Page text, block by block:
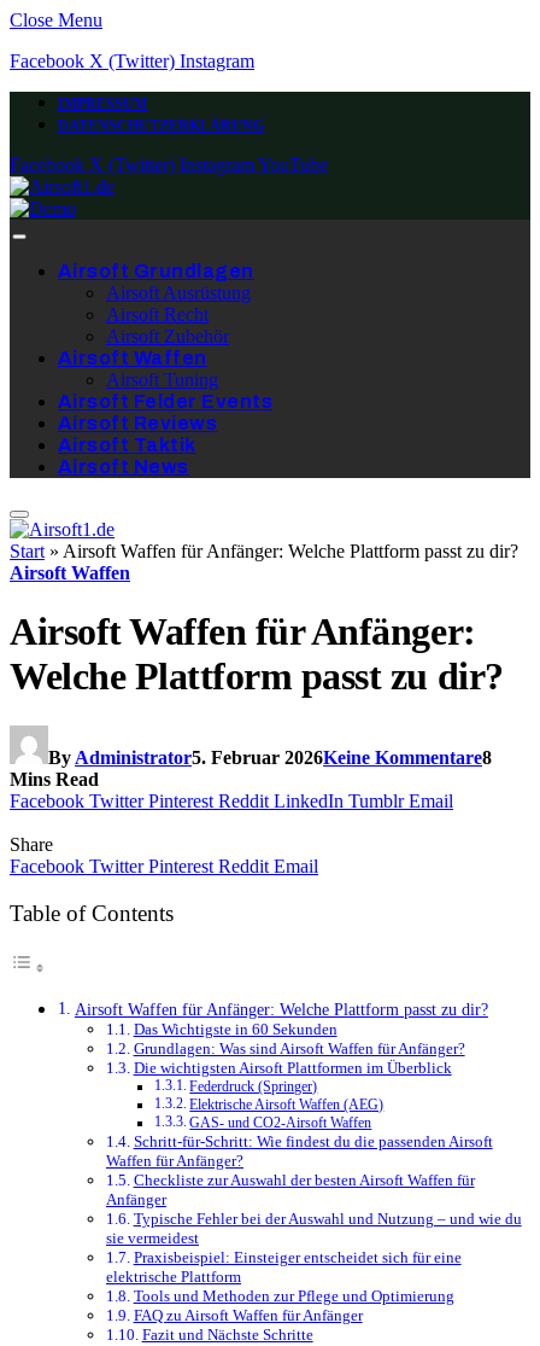
Close Menu
Facebook X (Twitter) Instagram
IMPRESSUM
DATENSCHUTZERKLÄRUNG
Facebook X (Twitter) InstagramYouTube
Airsoft Grundlagen
Airsoft Ausrüstung
Airsoft Recht
Airsoft Zubehör
Airsoft Waffen
Airsoft Tuning
Airsoft Felder Events
Airsoft Reviews
Airsoft Taktik
Airsoft News
Start » Airsoft Waffen für Anfänger: Welche Plattform passt zu dir?
Airsoft Waffen
Airsoft Waffen für Anfänger:
Welche Plattform passt zu dir?
By Administrator5. Februar 2026Keine Kommentare8
Mins Read
Facebook Twitter Pinterest Reddit LinkedIn Tumblr Email
Share
Facebook Twitter Pinterest Reddit Email
Table of Contents
Airsoft Waffen für Anfänger: Welche Plattform passt zu dir?
Das Wichtigste in 60 Sekunden
Grundlagen: Was sind Airsoft Waffen für Anfänger?
Die wichtigsten Airsoft Plattformen im Überblick
Federdruck (Springer)
Elektrische Airsoft Waffen (AEG)
GAS- und CO2-Airsoft Waffen
Schritt-für-Schritt: Wie findest du die passenden Airsoft
Waffen für Anfänger?
Checkliste zur Auswahl der besten Airsoft Waffen für
Anfänger
Typische Fehler bei der Auswahl und Nutzung – und wie du
sie vermeidest
Praxisbeispiel: Einsteiger entscheidet sich für eine
elektrische Plattform
Tools und Methoden zur Pflege und Optimierung
FAQ zu Airsoft Waffen für Anfänger
Fazit und Nächste Schritte